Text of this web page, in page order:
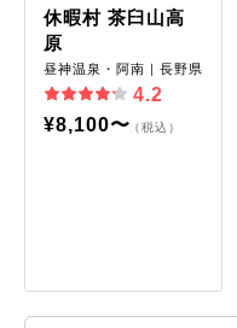
休暇村 茶臼山高
原
昼神温泉・阿南｜長野県
4.2
¥8,100〜（税込）